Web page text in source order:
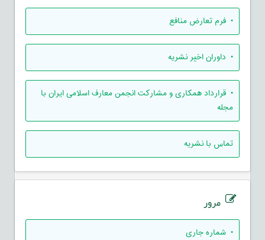
• فرم تعارض منافع
• داوران اخیر نشریه
• قرارداد همکاری و مشارکت انجمن معارف اسلامی ایران با
مجله
تماس با نشریه
مرور
• شماره جاری